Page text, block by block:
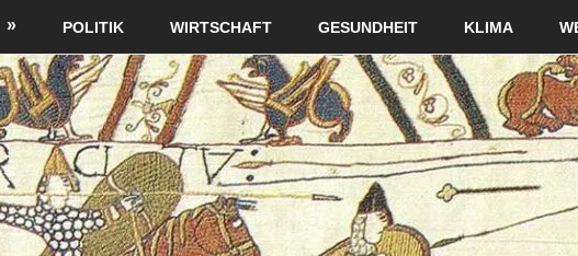
POLITIK WIRTSCHAFT GESUNDHEIT KLIMA